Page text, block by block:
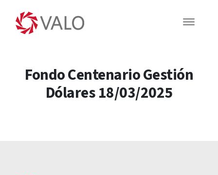
Fondo Centenario Gestión
Dólares 18/03/2025